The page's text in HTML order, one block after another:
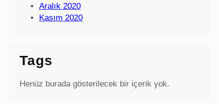
Aralık 2020
Kasım 2020
Tags
Henüz burada gösterilecek bir içerik yok.